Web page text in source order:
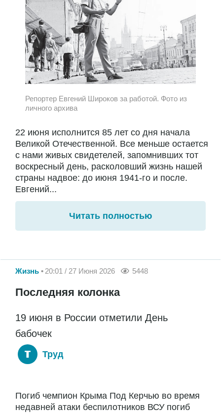
Репортер Евгений Широков за работой. Фото из
личного архива
22 июня исполнится 85 лет со дня начала
Великой Отечественной. Все меньше остается
с нами живых свидетелей, запомнивших тот
воскресный день, расколовший жизнь нашей
страны надвое: до июня 1941-го и после.
Евгений...
Читать полностью
Жизнь 20:01 / 27 Июня 2026 5448
Последняя колонка
19 июня в России отметили День
бабочек
Труд
Погиб чемпион Крыма Под Керчью во время
недавней атаки беспилотников ВСУ погиб